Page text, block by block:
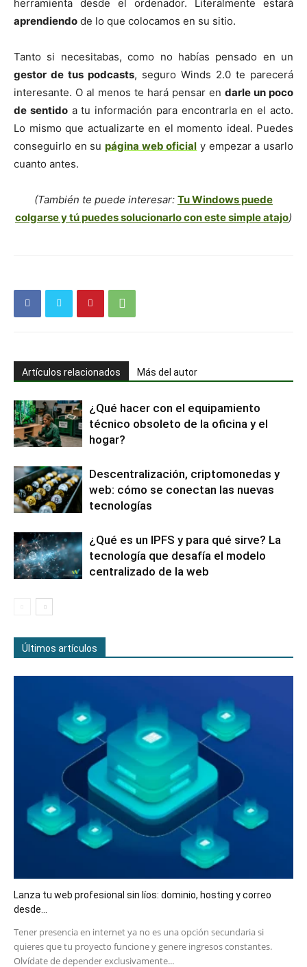
herramienta desde el ordenador. Literalmente estará
aprendiendo de lo que colocamos en su sitio.
Tanto si necesitabas, como no habías pensado en un
gestor de tus podcasts, seguro Winds 2.0 te parecerá
interesante. O al menos te hará pensar en darle un poco
de sentidoa tu información para encontrarla en el acto.
Lo mismo que actualizarte en el momento ideal. Puedes
conseguirlo en su página web oficial y empezar a usarlo
cuanto antes.
(También te puede interesar: Tu Windows puede
colgarse y tú puedes solucionarlo con este simple atajo)
Artículos relacionados Más del autor
¿Qué hacer con el equipamiento
técnico obsoleto de la oficina y el
hogar?
Descentralización, criptomonedas y
web: cómo se conectan las nuevas
tecnologías
¿Qué es un IPFS y para qué sirve? La
tecnología que desafía el modelo
centralizado de la web
Últimos artículos
Lanza tu web profesional sin líos: dominio, hosting y correo
desde...
​Tener presencia en internet ya no es una opción secundaria si
quieres que tu proyecto funcione y genere ingresos constantes.
Olvídate de depender exclusivamente...